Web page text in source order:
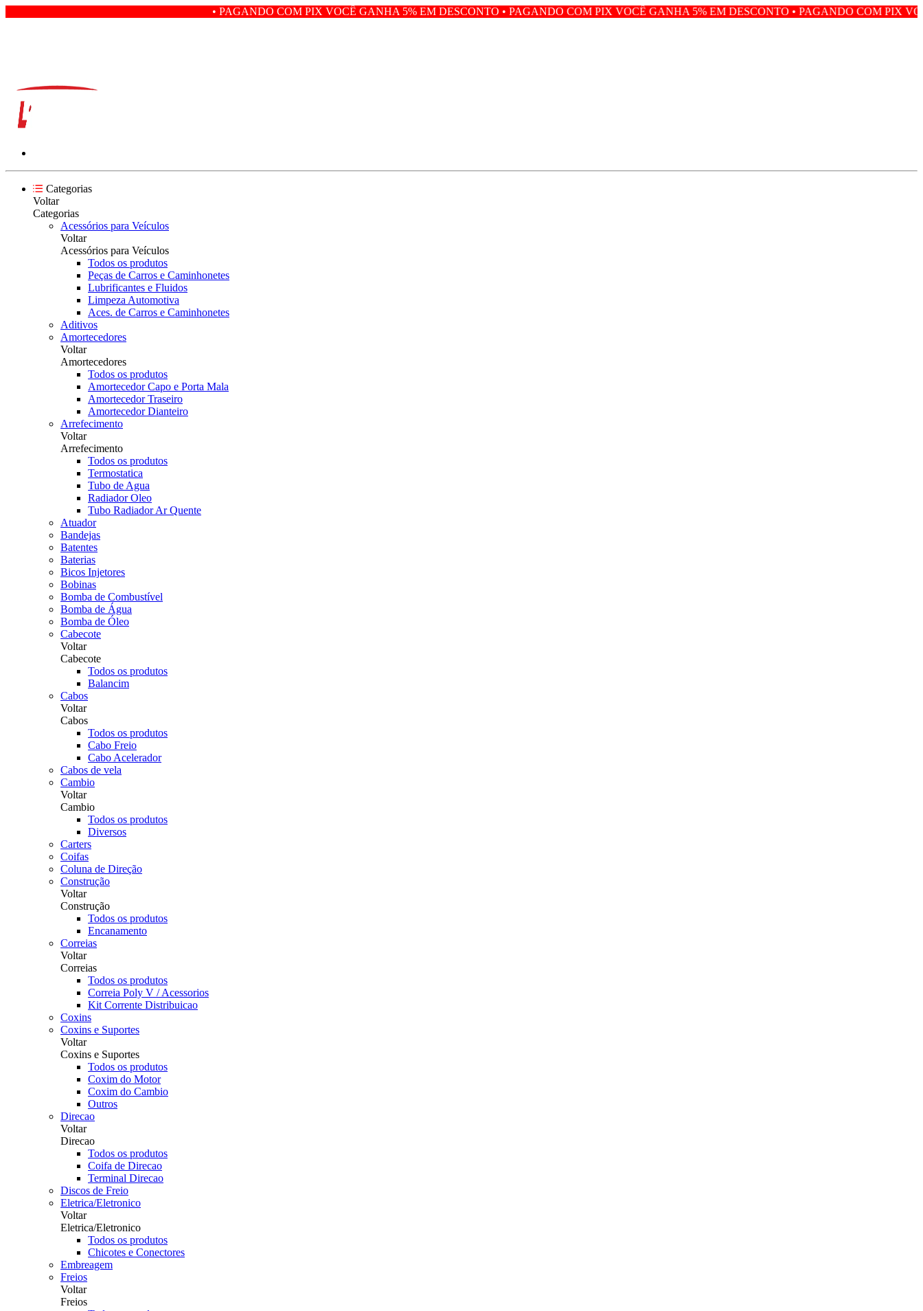
• PAGANDO COM PIX VOCÊ GANHA 5% EM DESCONTO • PAGANDO COM PIX VOCÊ GANHA 5% EM DESCONTO • PAGANDO COM PIX VOCÊ GANHA
Categorias
Voltar
Categorias
Acessórios para Veículos
Voltar
Acessórios para Veículos
Todos os produtos
Peças de Carros e Caminhonetes
Lubrificantes e Fluidos
Limpeza Automotiva
Aces. de Carros e Caminhonetes
Aditivos
Amortecedores
Voltar
Amortecedores
Todos os produtos
Amortecedor Capo e Porta Mala
Amortecedor Traseiro
Amortecedor Dianteiro
Arrefecimento
Voltar
Arrefecimento
Todos os produtos
Termostatica
Tubo de Agua
Radiador Oleo
Tubo Radiador Ar Quente
Atuador
Bandejas
Batentes
Baterias
Bicos Injetores
Bobinas
Bomba de Combustível
Bomba de Água
Bomba de Óleo
Cabecote
Voltar
Cabecote
Todos os produtos
Balancim
Cabos
Voltar
Cabos
Todos os produtos
Cabo Freio
Cabo Acelerador
Cabos de vela
Cambio
Voltar
Cambio
Todos os produtos
Diversos
Carters
Coifas
Coluna de Direção
Construção
Voltar
Construção
Todos os produtos
Encanamento
Correias
Voltar
Correias
Todos os produtos
Correia Poly V / Acessorios
Kit Corrente Distribuicao
Coxins
Coxins e Suportes
Voltar
Coxins e Suportes
Todos os produtos
Coxim do Motor
Coxim do Cambio
Outros
Direcao
Voltar
Direcao
Todos os produtos
Coifa de Direcao
Terminal Direcao
Discos de Freio
Eletrica/Eletronico
Voltar
Eletrica/Eletronico
Todos os produtos
Chicotes e Conectores
Embreagem
Freios
Voltar
Freios